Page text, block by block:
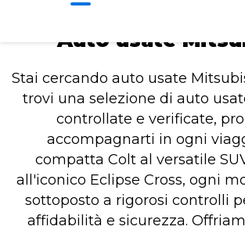
Auto usate
Auto usate
Stai cercando auto usate
trovi una selezione di auto
controllate e verificate,
accompagnarti in ogni
compatta Colt al versatile
all'iconico Eclipse Cross, ogni
sottoposto a rigorosi controlli
affidabilità e sicurezza.